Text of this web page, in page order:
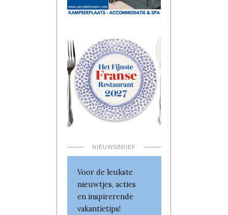
NIEUWSBRIEF
Voor de leukste
nieuwtjes, acties
en inspirerende
vakantietips!